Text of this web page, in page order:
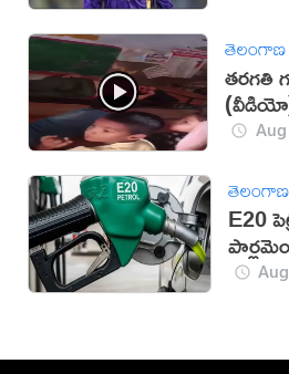
తెలంగాణ
తరగతి
Aug
తెలంగాణ
E20
కేంద్రం